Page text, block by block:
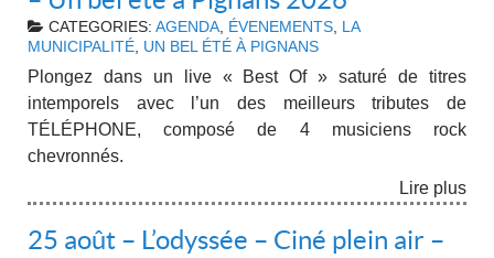
CATEGORIES: AGENDA ÉVENEMENTS LA
MUNICIPALITÉ UN BEL ÉTÉ À PIGNANS
Plongez dans un live « Best Of » saturé de titres
intemporels avec l’un des meilleurs tributes de
TÉLÉPHONE, composé de 4 musiciens rock
chevronnés.
Lire plus
25 août – L’odyssée – Ciné plein air –